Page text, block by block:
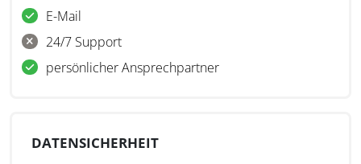
E-Mail
24/7 Support
persönlicher Ansprechpartner
DATENSICHERHEIT